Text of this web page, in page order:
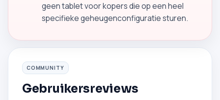
geen tablet voor kopers die op een heel
specifieke geheugenconfiguratie sturen.
COMMUNITY
Gebruikersreviews